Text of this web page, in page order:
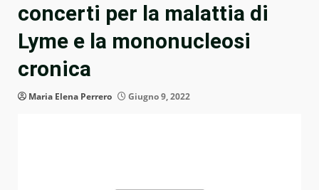
concerti per la malattia di
Lyme e la mononucleosi
cronica
Maria Elena Perrero Giugno 9, 2022